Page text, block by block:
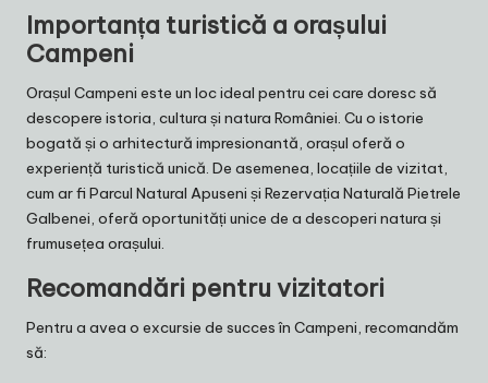
Importanța turistică a orașului
Campeni
Orașul Campeni este un loc ideal pentru cei care doresc să
descopere istoria, cultura și natura României. Cu o istorie
bogată și o arhitectură impresionantă, orașul oferă o
experiență turistică unică. De asemenea, locațiile de vizitat,
cum ar fi Parcul Natural Apuseni și Rezervația Naturală Pietrele
Galbenei, oferă oportunități unice de a descoperi natura și
frumusețea orașului.
Recomandări pentru vizitatori
Pentru a avea o excursie de succes în Campeni, recomandăm
să: